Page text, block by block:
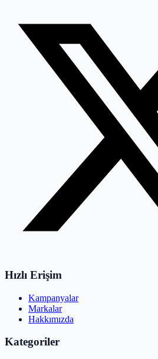
Hızlı Erişim
Kampanyalar
Markalar
Hakkımızda
Kategoriler